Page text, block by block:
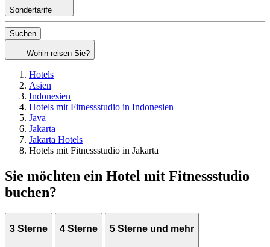
Sondertarife
Suchen
Wohin reisen Sie?
Hotels
Asien
Indonesien
Hotels mit Fitnessstudio in Indonesien
Java
Jakarta
Jakarta Hotels
Hotels mit Fitnessstudio in Jakarta
Sie möchten ein Hotel mit Fitnessstudio
buchen?
3 Sterne 4 Sterne 5 Sterne und mehr